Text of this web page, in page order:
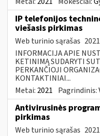
IP telefonijos
viešasis pirkimas
Web turinio sąrašas
INFORMACIJA APIE
KETINIMĄ SUDARYTI
PERKANČIOJI
KONTAKTINIAI...
Metai: 2021 Pagrindinis:
Antivirusinės
pirkimas
Web turinio sąrašas